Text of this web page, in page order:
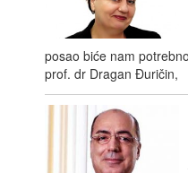
posao biće nam
prof. dr Dragan Đuričin,